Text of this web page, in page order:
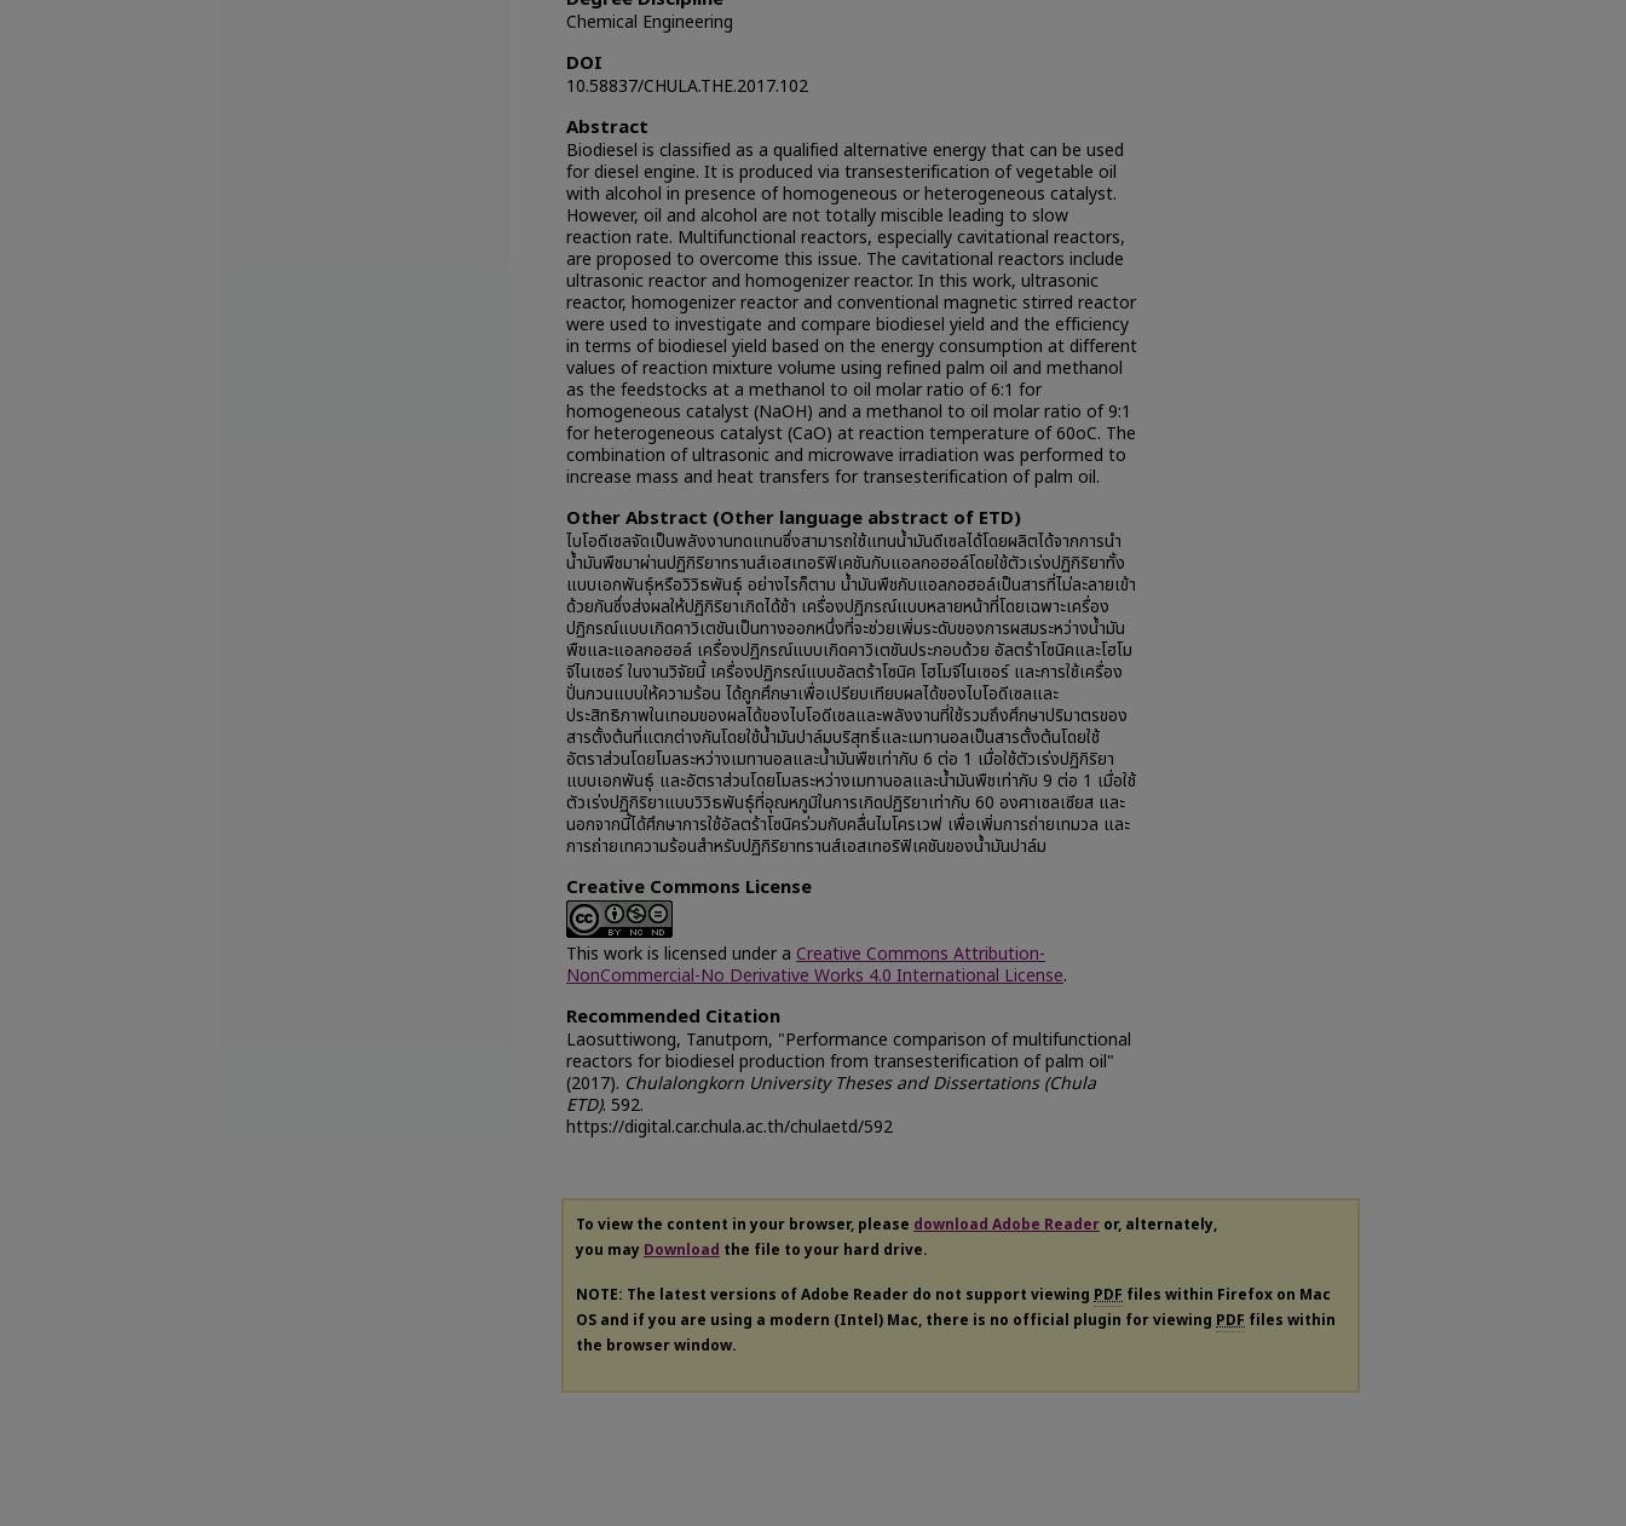
Chemical Engineering
DOI
10.58837/CHULA.THE.2017.102
Abstract
Biodiesel is classified as a qualified alternative energy that can be used
for diesel engine. It is produced via transesterification of vegetable oil
with alcohol in presence of homogeneous or heterogeneous catalyst.
However, oil and alcohol are not totally miscible leading to slow
reaction rate. Multifunctional reactors, especially cavitational reactors,
are proposed to overcome this issue. The cavitational reactors include
ultrasonic reactor and homogenizer reactor. In this work, ultrasonic
reactor, homogenizer reactor and conventional magnetic stirred reactor
were used to investigate and compare biodiesel yield and the efficiency
in terms of biodiesel yield based on the energy consumption at different
values of reaction mixture volume using refined palm oil and methanol
as the feedstocks at a methanol to oil molar ratio of 6:1 for
homogeneous catalyst (NaOH) and a methanol to oil molar ratio of 9:1
for heterogeneous catalyst (CaO) at reaction temperature of 60oC. The
combination of ultrasonic and microwave irradiation was performed to
increase mass and heat transfers for transesterification of palm oil.
Other Abstract (Other language abstract of ETD)
ไบโอดีเซลจัดเป็นพลังงานทดแทนซึ่งสามารถใช้แทนน้ำมันดีเซลได้โดยผลิตได้จากการนำ
น้ำมันพืชมาผ่านปฏิกิริยาทรานส์เอสเทอริฟิเคชันกับแอลกอฮอล์โดยใช้ตัวเร่งปฏิกิริยาทั้ง
แบบเอกพันธุ์หรือวิวิธพันธุ์ อย่างไรก็ตาม น้ำมันพืชกับแอลกอฮอล์เป็นสารที่ไม่ละลายเข้า
ด้วยกันซึ่งส่งผลให้ปฏิกิริยาเกิดได้ช้า เครื่องปฏิกรณ์แบบหลายหน้าที่โดยเฉพาะเครื่อง
ปฏิกรณ์แบบเกิดคาวิเตชันเป็นทางออกหนึ่งที่จะช่วยเพิ่มระดับของการผสมระหว่างน้ำมัน
พืชและแอลกอฮอล์ เครื่องปฏิกรณ์แบบเกิดคาวิเตชันประกอบด้วย อัลตร้าโซนิคและโฮโม
จีไนเซอร์ ในงานวิจัยนี้ เครื่องปฏิกรณ์แบบอัลตร้าโซนิค โฮโมจีไนเซอร์ และการใช้เครื่อง
ปั่นกวนแบบให้ความร้อน ได้ถูกศึกษาเพื่อเปรียบเทียบผลได้ของไบโอดีเซลและ
ประสิทธิภาพในเทอมของผลได้ของไบโอดีเซลและพลังงานที่ใช้รวมถึงศึกษาปริมาตรของ
สารตั้งต้นที่แตกต่างกันโดยใช้น้ำมันปาล์มบริสุทธิ์และเมทานอลเป็นสารตั้งต้นโดยใช้
อัตราส่วนโดยโมลระหว่างเมทานอลและน้ำมันพืชเท่ากับ 6 ต่อ 1 เมื่อใช้ตัวเร่งปฏิกิริยา
แบบเอกพันธุ์ และอัตราส่วนโดยโมลระหว่างเมทานอลและน้ำมันพืชเท่ากับ 9 ต่อ 1 เมื่อใช้
ตัวเร่งปฏิกิริยาแบบวิวิธพันธุ์ที่อุณหภูมิในการเกิดปฏิริยาเท่ากับ 60 องศาเซลเซียส และ
นอกจากนี้ได้ศึกษาการใช้อัลตร้าโซนิคร่วมกับคลื่นไมโครเวฟ เพื่อเพิ่มการถ่ายเทมวล และ
การถ่ายเทความร้อนสำหรับปฏิกิริยาทรานส์เอสเทอริฟิเคชันของน้ำมันปาล์ม
Creative Commons License
This work is licensed under a Creative Commons Attribution-
NonCommercial-No Derivative Works 4.0 International License.
Recommended Citation
Laosuttiwong, Tanutporn, "Performance comparison of multifunctional
reactors for biodiesel production from transesterification of palm oil"
(2017). Chulalongkorn University Theses and Dissertations (Chula
ETD). 592.
https://digital.car.chula.ac.th/chulaetd/592
To view the content in your browser, please download Adobe Reader or, alternately,
you may Download the file to your hard drive.
NOTE: The latest versions of Adobe Reader do not support viewing PDF files within Firefox on Mac
OS and if you are using a modern (Intel) Mac, there is no official plugin for viewing PDF files within
the browser window.